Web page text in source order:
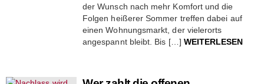
der Wunsch nach mehr Komfort und die
Folgen heißerer Sommer treffen dabei auf
einen Wohnungsmarkt, der vielerorts
angespannt bleibt. Bis […] WEITERLESEN